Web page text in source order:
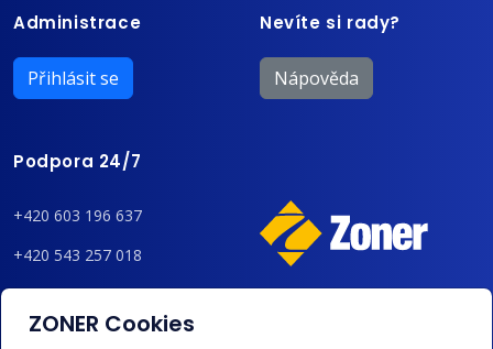
Administrace
Přihlásit se
Nevíte si rady?
Nápověda
Podpora 24/7
+420 603 196 637
+420 543 257 018
admin@regzone.cz
ZONER Cookies